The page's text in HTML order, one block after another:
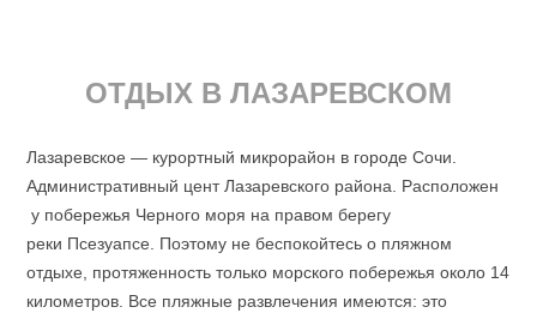
ОТДЫХ В ЛАЗАРЕВСКОМ
Лазаревское — курортный микрорайон в городе Сочи.
Административный цент Лазаревского района. Расположен
у побережья Черного моря на правом берегу
реки Псезуапсе. Поэтому не беспокойтесь о пляжном
отдыхе, протяженность только морского побережья около 14
километров. Все пляжные развлечения имеются: это